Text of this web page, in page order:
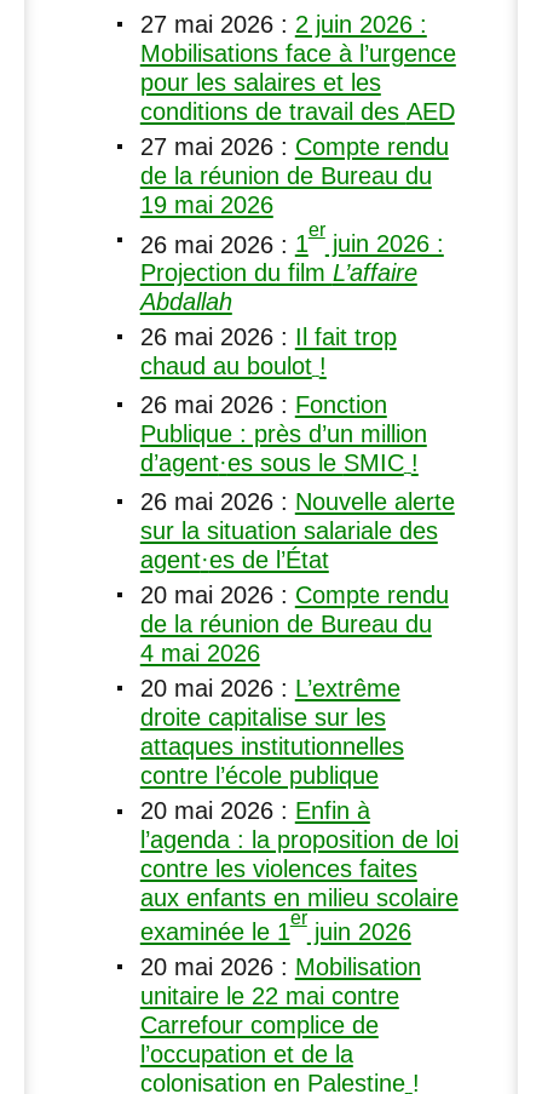
27 mai 2026: 2 juin 2026 :
Mobilisations face à l’urgence
pour les salaires et les
conditions de travail des AED
27 mai 2026: Compte rendu
de la réunion de Bureau du
19 mai 2026
26 mai 2026: 1
er
juin 2026 :
Projection du film L’affaire
Abdallah
26 mai 2026: Il fait trop
chaud au boulot !
26 mai 2026: Fonction
Publique : près d’un million
d’agent·es sous le SMIC !
26 mai 2026: Nouvelle alerte
sur la situation salariale des
agent·es de l’État
20 mai 2026: Compte rendu
de la réunion de Bureau du
4 mai 2026
20 mai 2026: L’extrême
droite capitalise sur les
attaques institutionnelles
contre l’école publique
20 mai 2026: Enfin à
l’agenda : la proposition de loi
contre les violences faites
aux enfants en milieu scolaire
examinée le 1
er
juin 2026
20 mai 2026: Mobilisation
unitaire le 22 mai contre
Carrefour complice de
l’occupation et de la
colonisation en Palestine !